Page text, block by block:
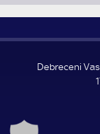
Debreceni